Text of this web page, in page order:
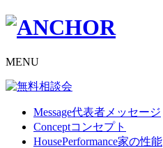
MENU
Message代表者メッセージ
Conceptコンセプト
HousePerformance家の性能